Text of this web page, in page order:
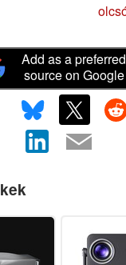
Add as a preferred
source on Google